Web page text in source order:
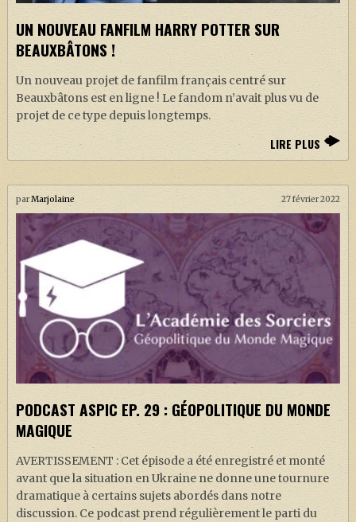
UN NOUVEAU FANFILM HARRY POTTER SUR
BEAUXBÂTONS !
Un nouveau projet de fanfilm français centré sur
Beauxbâtons est en ligne ! Le fandom n’avait plus vu de
projet de ce type depuis longtemps.
LIRE PLUS
parMarjolaine 27 février 2022
PODCAST ASPIC EP. 29 : GÉOPOLITIQUE DU MONDE
MAGIQUE
AVERTISSEMENT : Cet épisode a été enregistré et monté
avant que la situation en Ukraine ne donne une tournure
dramatique à certains sujets abordés dans notre
discussion. Ce podcast prend régulièrement le parti du